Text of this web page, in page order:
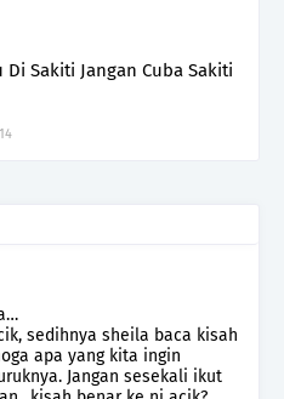
Di Sakiti Jangan Cuba Sakiti
sedihnya sheila baca kisah
apa yang kita ingin
Jangan sesekali ikut